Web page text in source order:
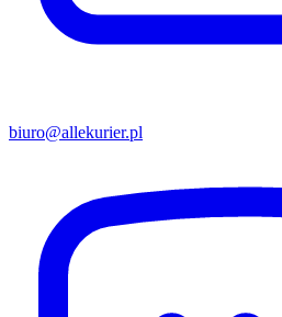
biuro@allekurier.pl